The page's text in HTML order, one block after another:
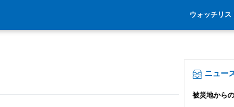
ウォッチリス
ニュー
被災地から